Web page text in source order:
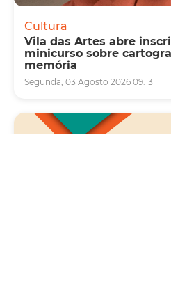
Cultura
Vila das Artes abre
minicurso sobre
memória
Segunda, 03 Agosto 2026 09:13